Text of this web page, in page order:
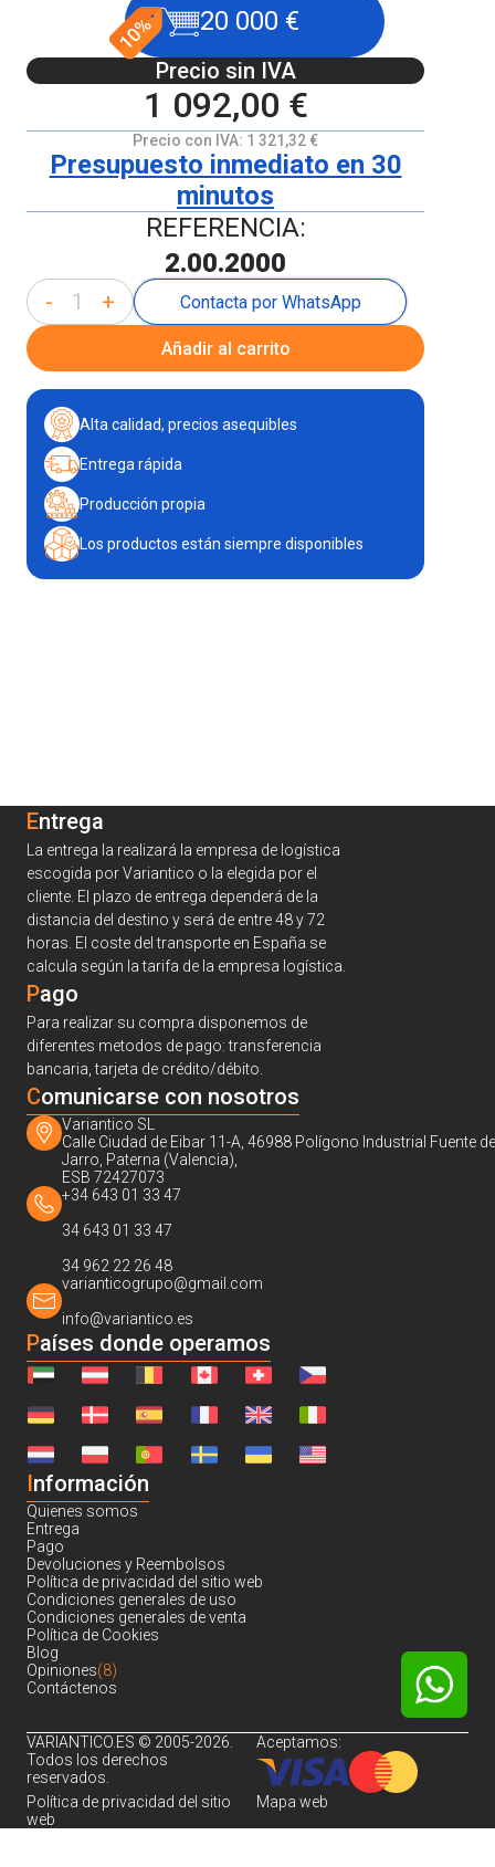
20 000 €
Precio sin IVA
1 092,00 €
Precio con IVA: 1 321,32 €
Presupuesto inmediato en 30
minutos
REFERENCIA:
2.00.2000
- + Contacta por WhatsApp
Añadir al carrito
Alta calidad, precios asequibles
Entrega rápida
Producción propia
Los productos están siempre disponibles
Entrega
La entrega la realizará la empresa de logística
escogida por Variantico o la elegida por el
cliente. El plazo de entrega dependerá de la
distancia del destino y será de entre 48 y 72
horas. El coste del transporte en España se
calcula según la tarifa de la empresa logística.
Pago
Para realizar su compra disponemos de
diferentes metodos de pago: transferencia
bancaria, tarjeta de crédito/débito.
Comunicarse con nosotros
Variantico SL
Calle Ciudad de Eibar 11-A, 46988 Polígono Industrial Fuente
Jarro, Paterna (Valencia),
ESB 72427073
+34 643 01 33 47
34 643 01 33 47
34 962 22 26 48
varianticogrupo@gmail.com
info@variantico.es
Países donde operamos
Información
Quienes somos
Entrega
Pago
Devoluciones y Reembolsos
Política de privacidad del sitio web
Condiciones generales de uso
Condiciones generales de venta
Política de Cookies
Blog
Opiniones(8)
Contáctenos
VARIANTICO.ES © 2005-2026.
Todos los derechos
reservados.
Aceptamos:
Política de privacidad del sitio
web
Mapa web